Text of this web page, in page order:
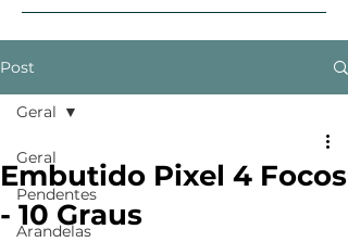
Post
Geral
Pendentes
Arandelas
Geral
Embutido Pixel 4 Focos
- 10 Graus